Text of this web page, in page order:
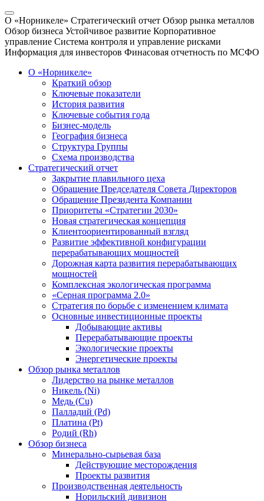
О «Норникеле» Стратегический отчет Обзор рынка металлов
Обзор бизнеса Устойчивое развитие Корпоративное
управление Система контроля и управление рисками
Информация для инвесторов Финасовая отчетность по МСФО
О «Норникеле»
Краткий обзор
Ключевые показатели
История развития
Ключевые события года
Бизнес-модель
География бизнеса
Структура Группы
Схема производства
Стратегический отчет
Закрытие плавильного цеха
Обращение Председателя Совета Директоров
Обращение Президента Компании
Приоритеты «Стратегии 2030»
Новая стратегическая концепция
Клиентоориентированный взгляд
Развитие эффективной конфигурации
перерабатывающих мощностей
Дорожная карта развития перерабатывающих
мощностей
Комплексная экологическая программа
«Серная программа 2.0»
Стратегия по борьбе с изменением климата
Основные инвестиционные проекты
Добывающие активы
Перерабатывающие проекты
Экологические проекты
Энергетические проекты
Обзор рынка металлов
Лидерство на рынке металлов
Никель (Ni)
Медь (Cu)
Палладий (Pd)
Платина (Pt)
Родий (Rh)
Обзор бизнеса
Минерально-сырьевая база
Действующие месторождения
Проекты развития
Производственная деятельность
Норильский дивизион